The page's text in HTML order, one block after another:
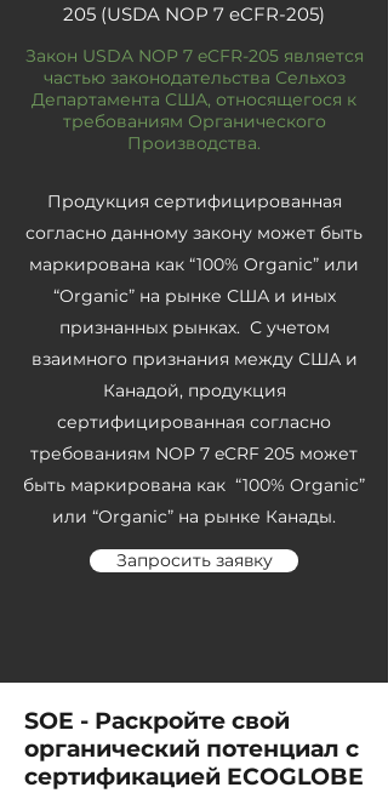
205 (USDA NOP 7 eCFR-205)
Закон USDA NOP 7 eCFR-205 является
частью законодательства Сельхоз
Департамента США, относящегося к
требованиям Органического
Производства.
Продукция сертифицированная
согласно данному закону может быть
маркирована как “100% Organic” или
“Organic” на рынке США и иных
признанных рынках. С учетом
взаимного признания между США и
Канадой, продукция
сертифицированная согласно
требованиям NOP 7 eCRF 205 может
быть маркирована как “100% Organic”
или “Organic” на рынке Канады.
Запросить заявку
SOE - Раскройте свой
органический потенциал с
сертификацией ECOGLOBE